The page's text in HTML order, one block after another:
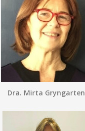
Dra. Mirta Gryngarten